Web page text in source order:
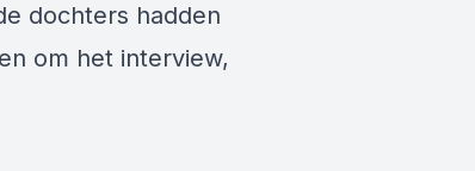
dochters hadden
om het interview,